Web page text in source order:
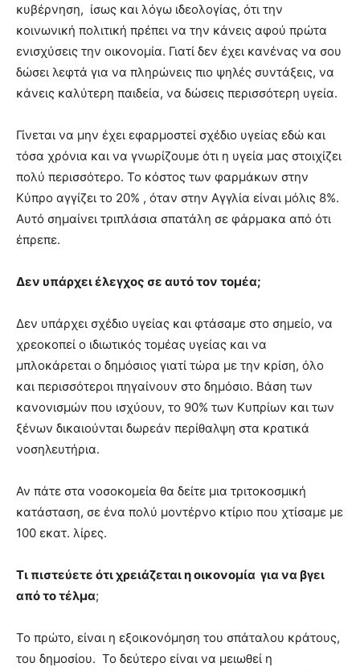
κυβέρνηση, ίσως και λόγω ιδεολογίας, ότι την
κοινωνική πολιτική πρέπει να την κάνεις αφού πρώτα
ενισχύσεις την οικονομία. Γιατί δεν έχει κανένας να σου
δώσει λεφτά για να πληρώνεις πιο ψηλές συντάξεις, να
κάνεις καλύτερη παιδεία, να δώσεις περισσότερη υγεία.
Γίνεται να μην έχει εφαρμοστεί σχέδιο υγείας εδώ και
τόσα χρόνια και να γνωρίζουμε ότι η υγεία μας στοιχίζει
πολύ περισσότερο. Το κόστος των φαρμάκων στην
Κύπρο αγγίζει το 20% , όταν στην Αγγλία είναι μόλις 8%.
Αυτό σημαίνει τριπλάσια σπατάλη σε φάρμακα από ότι
έπρεπε.
Δεν υπάρχει έλεγχος σε αυτό τον τομέα;
Δεν υπάρχει σχέδιο υγείας και φτάσαμε στο σημείο, να
χρεοκοπεί ο ιδιωτικός τομέας υγείας και να
μπλοκάρεται ο δημόσιος γιατί τώρα με την κρίση, όλο
και περισσότεροι πηγαίνουν στο δημόσιο. Βάση των
κανονισμών που ισχύουν, το 90% των Κυπρίων και των
ξένων δικαιούνται δωρεάν περίθαλψη στα κρατικά
νοσηλευτήρια.
Αν πάτε στα νοσοκομεία θα δείτε μια τριτοκοσμική
κατάσταση, σε ένα πολύ μοντέρνο κτίριο που χτίσαμε με
100 εκατ. λίρες.
Τι πιστεύετε ότι χρειάζεται η οικονομία για να βγει
από το τέλμα;
Το πρώτο, είναι η εξοικονόμηση του σπάταλου κράτους,
του δημοσίου. Το δεύτερο είναι να μειωθεί η